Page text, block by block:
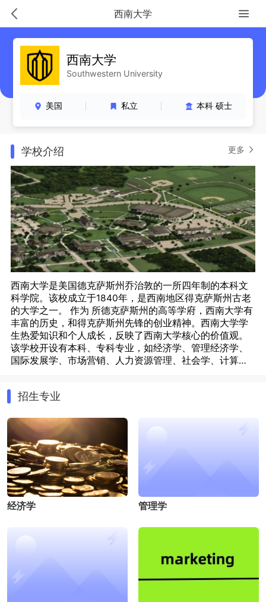
西南大学
西南大学
Southwestern University
美国 私立 本科 硕士
学校介绍 更多
西南大学是美国德克萨斯州乔治敦的一所四年制的本科文
科学院。该校成立于1840年，是西南地区得克萨斯州古老
的大学之一。 作为 所德克萨斯州的高等学府，西南大学有
丰富的历史，和得克萨斯州先锋的创业精神。西南大学学
生热爱知识和个人成长，反映了西南大学核心的价值观。
该学校开设有本科、专科专业，如经济学、管理经济学、
国际发展学、市场营销、人力资源管理、社会学、计算机
语、德语、希腊语、政治学、食品科学、哲学、数学、英
愿服务，公民活动和实习机会。该大学一直*留了教师与学
生互动的教学方式，并以其良好的师生关系而自豪。
招生专业
经济学 管理学